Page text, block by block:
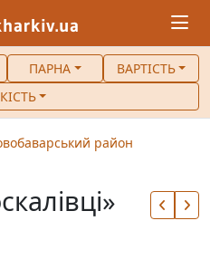
ПАРНА
ВАРТІСТЬ
район